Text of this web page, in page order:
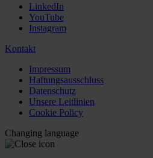
LinkedIn
YouTube
Instagram
Kontakt
Impressum
Haftungsausschluss
Datenschutz
Unsere Leitlinien
Cookie Policy
Changing language